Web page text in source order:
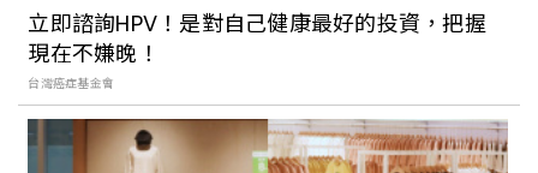
立即諮詢HPV！是對自己健康最好的投資，把握
現在不嫌晚！
台灣癌症基金會